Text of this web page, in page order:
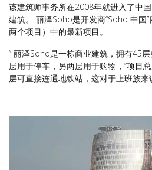
该建筑师事务所在2008年就进入了中
建筑。 丽泽Soho是开发商“Soho 中国
两个项目）中的最新项目。
“ 丽泽Soho是一栋商业建筑，拥有45
层用于停车，另两层用于购物，”项目
层可直接连通地铁站，这对于上班族来